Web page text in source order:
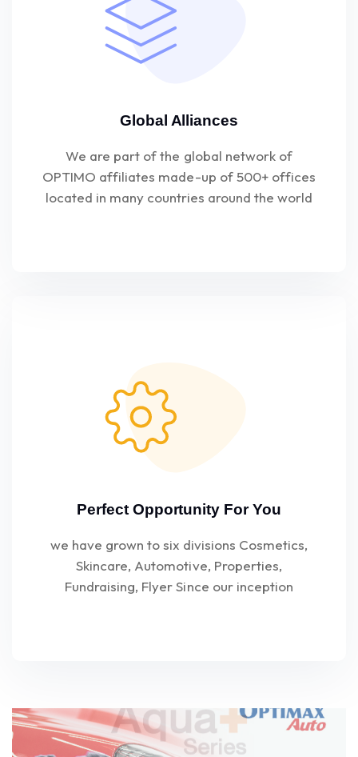
Global Alliances
We are part of the global network of
OPTIMO affiliates made-up of 500+ offices
located in many countries around the world
Perfect Opportunity For You
we have grown to six divisions Cosmetics,
Skincare, Automotive, Properties,
Fundraising, Flyer Since our inception